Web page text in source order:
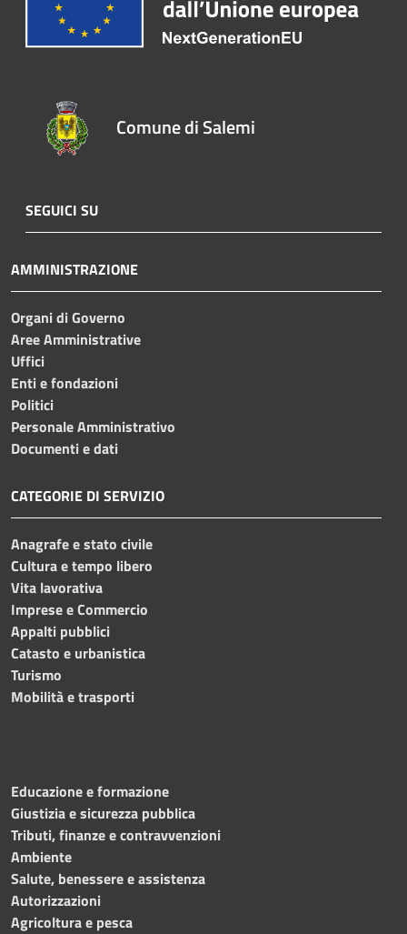
Comune di Salemi
SEGUICI SU
AMMINISTRAZIONE
Organi di Governo
Aree Amministrative
Uffici
Enti e fondazioni
Politici
Personale Amministrativo
Documenti e dati
CATEGORIE DI SERVIZIO
Anagrafe e stato civile
Cultura e tempo libero
Vita lavorativa
Imprese e Commercio
Appalti pubblici
Catasto e urbanistica
Turismo
Mobilità e trasporti
Educazione e formazione
Giustizia e sicurezza pubblica
Tributi, finanze e contravvenzioni
Ambiente
Salute, benessere e assistenza
Autorizzazioni
Agricoltura e pesca